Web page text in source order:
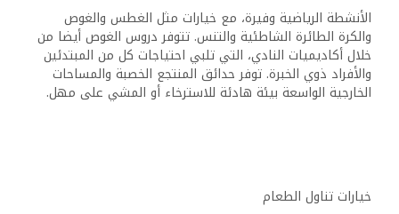
الأنشطة الرياضية وفيرة، مع خيارات مثل الغطس والغوص
والكرة الطائرة الشاطئية والتنس. تتوفر دروس الغوص أيضا من
خلال أكاديميات النادي، التي تلبي احتياجات كل من المبتدئين
والأفراد ذوي الخبرة. توفر حدائق المنتجع الخصبة والمساحات
الخارجية الواسعة بيئة هادئة للاسترخاء أو المشي على مهل.
خيارات تناول الطعام